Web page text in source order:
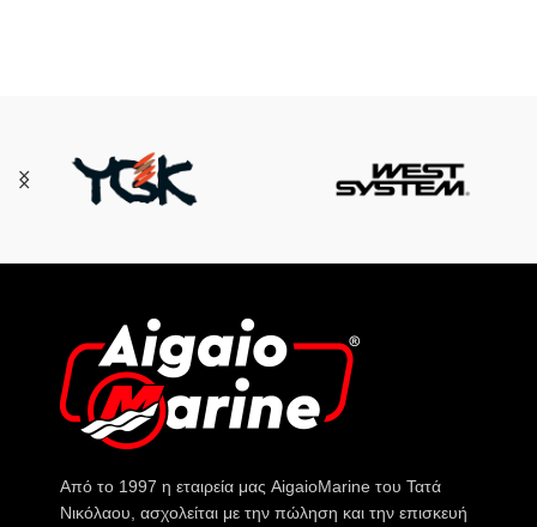
Από το 1997 η εταιρεία μας AigaioMarine του Τατά
Νικόλαου, ασχολείται με την πώληση και την επισκευή